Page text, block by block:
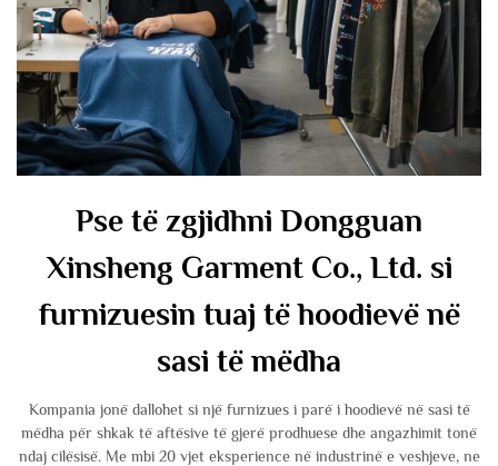
Pse të zgjidhni Dongguan
Xinsheng Garment Co., Ltd. si
furnizuesin tuaj të hoodievë në
sasi të mëdha
Kompania jonë dallohet si një furnizues i parë i hoodievë në sasi të
mëdha për shkak të aftësive të gjerë prodhuese dhe angazhimit tonë
ndaj cilësisë. Me mbi 20 vjet eksperience në industrinë e veshjeve, ne